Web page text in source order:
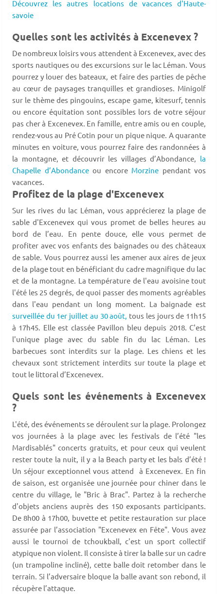
Découvrez les autres locations de vacances d'Haute-
savoie
Quelles sont les activités à Excenevex ?
De nombreux loisirs vous attendent à Excenevex, avec des
sports nautiques ou des excursions sur le lac Léman. Vous
pourrez y louer des bateaux, et faire des parties de pêche
au cœur de paysages tranquilles et grandioses. Minigolf
sur le thème des pingouins, escape game, kitesurf, tennis
ou encore équitation sont possibles lors de votre séjour
pas cher à Excenevex. En famille, entre amis ou en couple,
rendez-vous au Pré Cotin pour un pique nique. A quarante
minutes en voiture, vous pourrez faire des randonnées à
la montagne, et découvrir les villages d’Abondance, la
Chapelle d’Abondanceou encore Morzine pendant vos
vacances.
Profitez de la plage d'Excenevex
Sur les rives du lac Léman, vous apprécierez la plage de
sable d'Excenevex qui vous promet de belles heures au
bord de l’eau. En pente douce, elle vous permet de
profiter avec vos enfants des baignades ou des châteaux
de sable. Vous pourrez aussi les amener aux aires de jeux
de la plage tout en bénéficiant du cadre magnifique du lac
et de la montagne. La température de l'eau avoisine tout
l'été les 25 degrés, de quoi passer des moments agréables
dans l'eau pendant un long moment. La baignade est
surveillée du 1er juillet au 30 août, tous les jours de 11h15
à 17h45. Elle est classée Pavillon bleu depuis 2018. C'est
l'unique plage avec du sable fin du lac Léman. Les
barbecues sont interdits sur la plage. Les chiens et les
chevaux sont strictement interdits sur toute la plage et
tout le littoral d’Excenevex.
Quels sont les événements à Excenevex
?
L'été, des événements se déroulent sur la plage. Prolongez
vos journées à la plage avec les festivals de l’été "les
Mardisablés" concerts gratuits, et pour ceux qui veulent
rester toute la nuit, il y a la Beach party et les bals d’été !
Un séjour exceptionnel vous attend à Excenevex. En fin
de saison, est organisée une journée pour chiner dans le
centre du village, le "Bric à Brac". Partez à la recherche
d'objets anciens auprès des 150 exposants participants.
De 8h00 à 17h00, buvette et petite restauration sur place
assurée par l’association "Excenevex en Fête". Vous avez
aussi le tournoi de tchoukball, c'est un sport collectif
atypique non violent. Il consiste à tirer la balle sur un cadre
(un trampoline incliné), cette balle doit retomber dans le
terrain. Si l’adversaire bloque la balle avant son rebond, il
récupère l’attaque.